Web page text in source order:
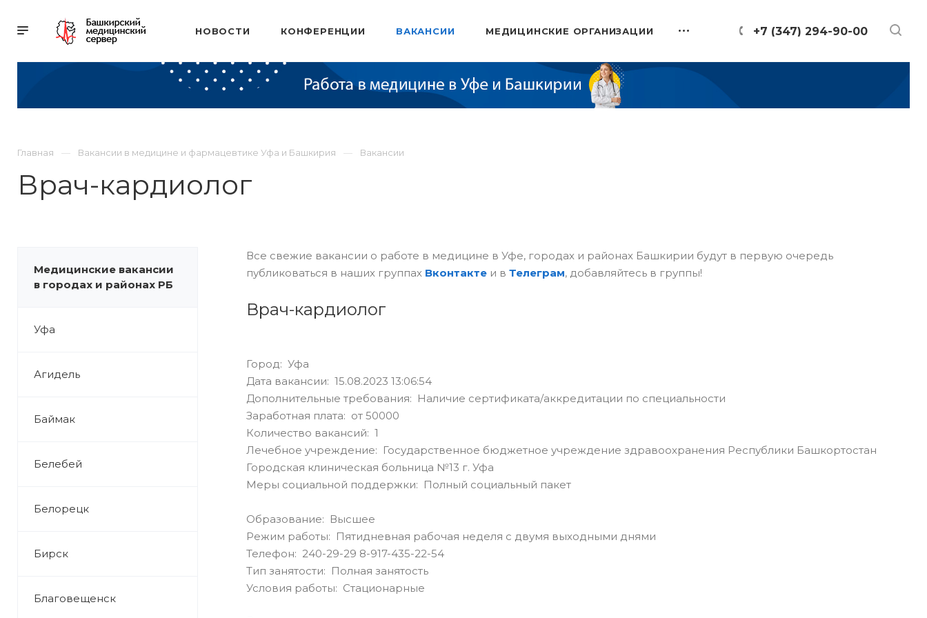
+7 (347) 294-90-00
НОВОСТИ КОНФЕРЕНЦИИ ВАКАНСИИ МЕДИЦИНСКИЕ ОРГАНИЗАЦИИ
Главная Вакансии в медицине и фармацевтике Уфа и Башкирия Вакансии
Врач-кардиолог
Медицинские вакансии
в городах и районах РБ
Уфа
Агидель
Баймак
Белебей
Белорецк
Бирск
Благовещенск
Все свежие вакансии о работе в медицине в Уфе, городах и районах Башкирии будут в первую очередь
публиковаться в наших группах Вконтактеи в Телеграм, добавляйтесь в группы!
Врач-кардиолог
Город: Уфа
Дата вакансии: 15.08.2023 13:06:54
Дополнительные требования: Наличие сертификата/аккредитации по специальности
Заработная плата: от 50000
Количество вакансий: 1
Лечебное учреждение: Государственное бюджетное учреждение здравоохранения Республики Башкортостан
Городская клиническая больница №13 г. Уфа
Меры социальной поддержки: Полный социальный пакет
Образование: Высшее
Режим работы: Пятидневная рабочая неделя с двумя выходными днями
Телефон: 240-29-29 8-917-435-22-54
Тип занятости: Полная занятость
Условия работы: Стационарные